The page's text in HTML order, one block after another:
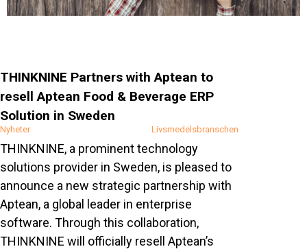
THINKNINE Partners with Aptean to
resell Aptean Food & Beverage ERP
Solution in Sweden
Nyheter Livsmedelsbranschen
THINKNINE, a prominent technology
solutions provider in Sweden, is pleased to
announce a new strategic partnership with
Aptean, a global leader in enterprise
software. Through this collaboration,
THINKNINE will officially resell Aptean’s